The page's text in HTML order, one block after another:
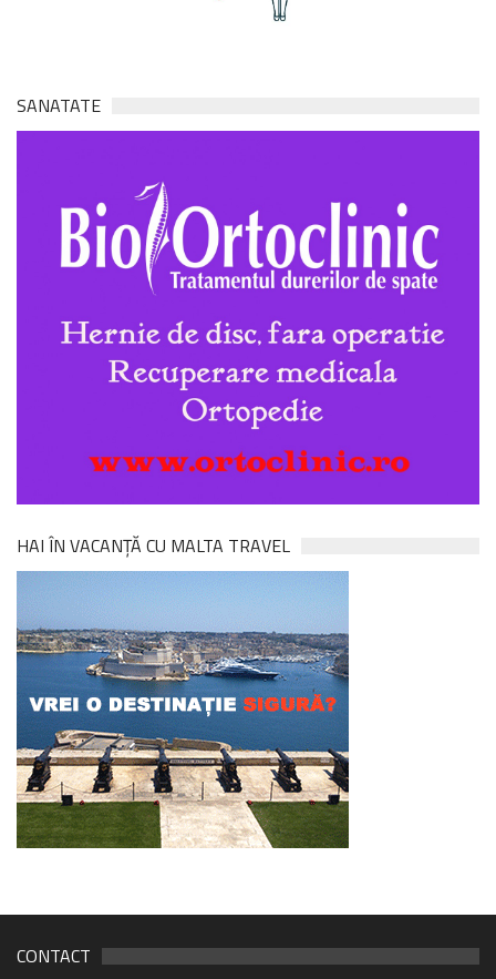
SANATATE
HAI ÎN VACANȚĂ CU MALTA TRAVEL
CONTACT